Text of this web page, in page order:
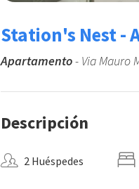
Station's Nest -
Apartamento- Via Mauro
Descripción
2 Huéspedes